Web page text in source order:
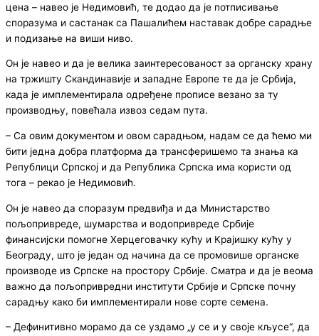
цена – навео је Недимовић, те додао да је потписивање
споразума и састанак са Пашалићем наставак добре сарадње
и подизање на виши ниво.
Он је навео и да је велика заинтересованост за органску храну
на тржишту Скандинавије и западне Европе те да је Србија,
када је имплементирала одређене прописе везано за ту
производњу, повећала извоз седам пута.
– Са овим документом и овом сарадњом, надам се да ћемо ми
бити једна добра платформа да трансферишемо та знања ка
Републици Српској и да Република Српска има користи од
тога – рекао је Недимовић.
Он је навео да споразум предвиђа и да Министарство
пољопривреде, шумарства и водопривреде Србије
финансијски помогне Херцеговачку кућу и Крајишку кућу у
Београду, што је један од начина да се промовише органске
производе из Српске на простору Србије. Сматра и да је веома
важно да пољопривредни институти Србије и Српске почну
сарадњу како би имплементирали нове сорте семена.
– Дефинитивно морамо да се уздамо „у се и у своје кљусе“, да